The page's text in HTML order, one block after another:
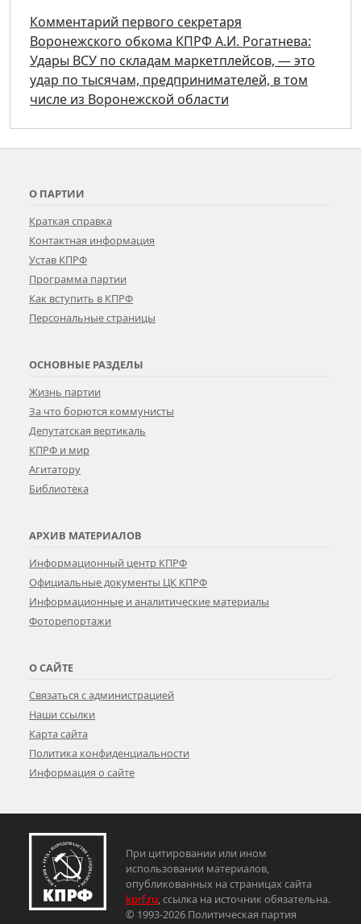
Комментарий первого секретаря
Воронежского обкома КПРФ А.И. Рогатнева:
Удары ВСУ по складам маркетплейсов, — это
удар по тысячам, предпринимателей, в том
числе из Воронежской области
О ПАРТИИ
Краткая справка
Контактная информация
Устав КПРФ
Программа партии
Как вступить в КПРФ
Персональные страницы
ОСНОВНЫЕ РАЗДЕЛЫ
Жизнь партии
За что борются коммунисты
Депутатская вертикаль
КПРФ и мир
Агитатору
Библиотека
АРХИВ МАТЕРИАЛОВ
Информационный центр КПРФ
Официальные документы ЦК КПРФ
Информационные и аналитические материалы
Фоторепортажи
О САЙТЕ
Связаться с администрацией
Наши ссылки
Карта сайта
Политика конфиденциальности
Информация о сайте
При цитировании или ином
использовании материалов,
опубликованных на страницах сайта
kprf.ru, ссылка на источник обязательна.
© 1993-2026 Политическая партия